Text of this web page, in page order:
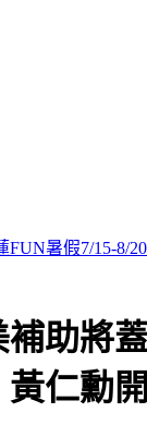
」連下6天 雨區
補助將
仁勳